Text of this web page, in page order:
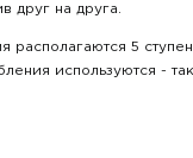
друг на друга.
5
используются -